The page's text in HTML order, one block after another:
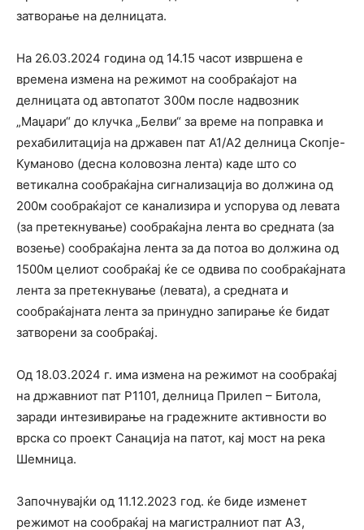
затворање на делницата.
На 26.03.2024 година од 14.15 часот извршена е
времена измена на режимот на сообраќајот на
делницата од автопатот 300м после надвозник
„Маџари“ до клучка „Белви“ за време на поправка и
рехабилитација на државен пат А1/А2 делница Скопје-
Куманово (десна коловозна лента) каде што со
ветикална сообраќајна сигнализација во должина од
200м сообраќајот се канализира и успорува од левата
(за претекнување) сообраќајна лента во средната (за
возење) сообраќајна лента за да потоа во должина од
1500м целиот сообраќај ќе се одвива по сообраќајната
лента за претекнување (левата), а средната и
сообраќајната лента за принудно запирање ќе бидат
затворени за сообраќај.
Од 18.03.2024 г. има измена на режимот на сообраќај
на државниот пат Р1101, делница Прилеп – Битола,
заради интезивирање на градежните активности во
врска со проект Санација на патот, кај мост на река
Шемница.
Започнувајќи од 11.12.2023 год. ќе биде изменет
режимот на сообраќај на магистралниот пат A3,